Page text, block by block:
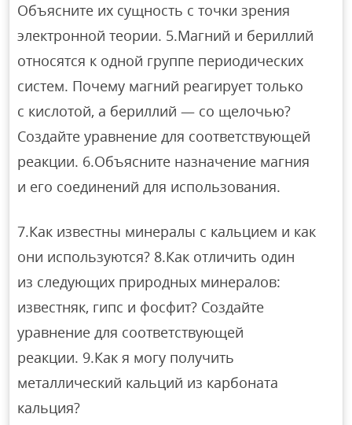
Объясните их сущность с точки зрения
электронной теории. 5.Магний и бериллий
относятся к одной группе периодических
систем. Почему магний реагирует только
с кислотой, а бериллий — со щелочью?
Создайте уравнение для соответствующей
реакции. 6.Объясните назначение магния
и его соединений для использования.
7.Как известны минералы с кальцием и как
они используются? 8.Как отличить один
из следующих природных минералов:
известняк, гипс и фосфит? Создайте
уравнение для соответствующей
реакции. 9.Как я могу получить
металлический кальций из карбоната
кальция?